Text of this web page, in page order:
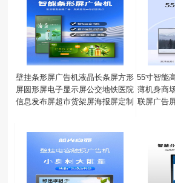
壁挂条形屏广告机液晶长条屏方形
屏圆形屏电子显示屏公交地铁医院
信息发布屏超市货架屏海报屏定制
55寸智能
薄机身商
联屏广告